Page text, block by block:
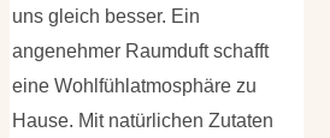
uns gleich besser. Ein
angenehmer Raumduft schafft
eine Wohlfühlatmosphäre zu
Hause. Mit natürlichen Zutaten